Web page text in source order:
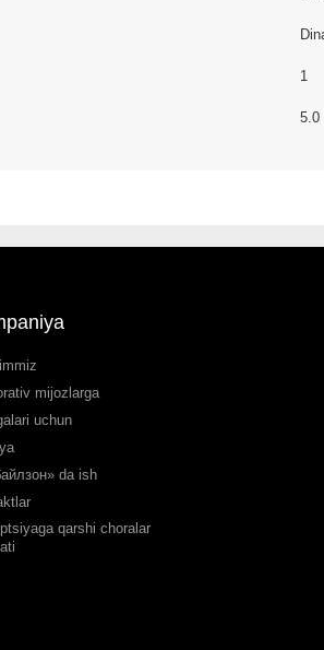
1
5.0
mijozlarga
uchun
da ish
qarshi choralar